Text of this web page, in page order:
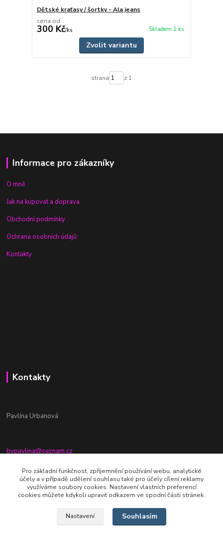
Dětské kraťasy / šortky - Ala jeans
cena od
300 Kč/ks Skladem 1 ks
Zvolit variantu
strana z 1
Informace pro zákazníky
O mně
Jak na kupovat a doprava
Obchodní podmínky
Ochrana osobních údajů
Kontakty
Kontakty
Pavlína Urbanová
bypavlina@seznam.cz
+420774917196
Fb stránka - By pavlina
Pro základní funkčnost, zpříjemnění používání webu, analytické
účely a v případě udělení souhlasu také pro účely cílení reklamy
využíváme soubory cookies. Nastavení vlastních preferencí
cookies můžete kdykoli upravit odkazem ve spodní části stránek.
Nastavení Souhlasím